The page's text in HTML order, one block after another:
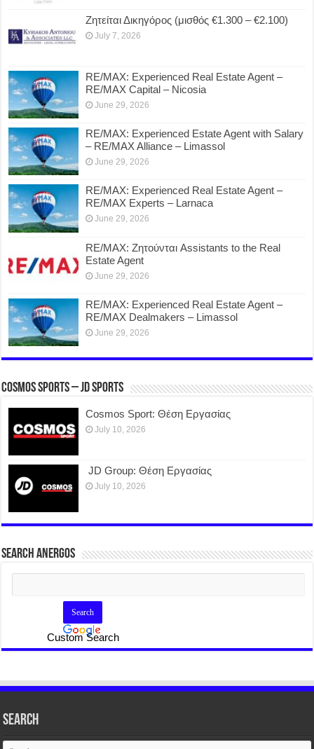
Ζητείται Δικηγόρος (μισθός €1.300 – €2.100)
July 7, 2026
RE/MAX: Experienced Real Estate Agent –
RE/MAX Capital – Nicosia
June 29, 2026
RE/MAX: Experienced Estate Agent with Salary
– RE/MAX Alliance – Limassol
June 29, 2026
RE/MAX: Experienced Real Estate Agent –
RE/MAX Experts – Larnaca
June 29, 2026
RE/MAX: Ζητούνται Assistants to the Real
Estate Agent
June 29, 2026
RE/MAX: Experienced Real Estate Agent –
RE/MAX Dealmakers – Limassol
June 29, 2026
COSMOS SPORTS – JD SPORTS
Cosmos Sport: Θέση Εργασίας
July 10, 2026
JD Group: Θέση Εργασίας
July 10, 2026
SEARCH ANERGOS
Custom Search
Search